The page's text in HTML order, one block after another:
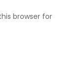
browser for